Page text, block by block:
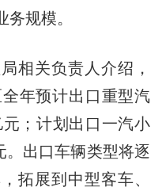
规模。
关负责人介绍，
年预计出口重型汽
；计划出口一汽小
。出口车辆类型将逐
拓展到中型客车、